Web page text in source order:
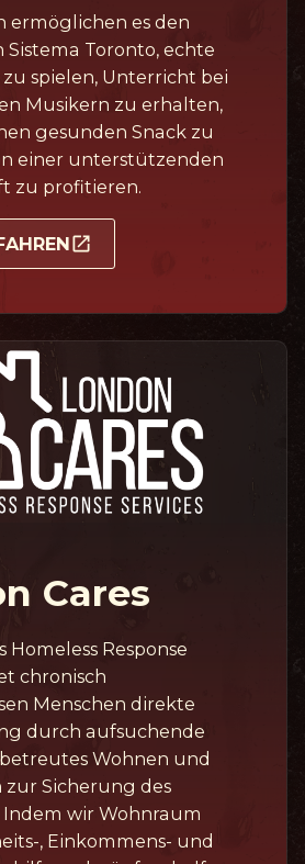
ermöglichen es den
Sistema Toronto, echte
spielen, Unterricht bei
Musikern zu erhalten,
gesunden Snack zu
einer unterstützenden
zu profitieren.
Cares
Homeless Response
chronisch
Menschen direkte
durch aufsuchende
Wohnen und
Sicherung des
wir Wohnraum
, Einkommens- und